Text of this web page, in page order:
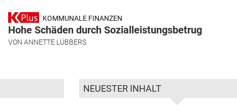
KOMMUNALE FINANZEN
Hohe Schäden durch Sozialleistungsbetrug
VON ANNETTE LÜBBERS
NEUESTER INHALT